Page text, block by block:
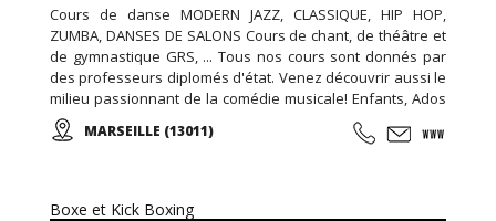
Cours de danse MODERN JAZZ, CLASSIQUE, HIP HOP,
ZUMBA, DANSES DE SALONS Cours de chant, de théâtre et
de gymnastique GRS, ... Tous nos cours sont donnés par
des professeurs diplomés d'état. Venez découvrir aussi le
milieu passionnant de la comédie musicale! Enfants, Ados
et Adultes. Stages vacances, Anniversaires, ... Cours
d'essai offert !
MARSEILLE (13011)
Boxe et Kick Boxing